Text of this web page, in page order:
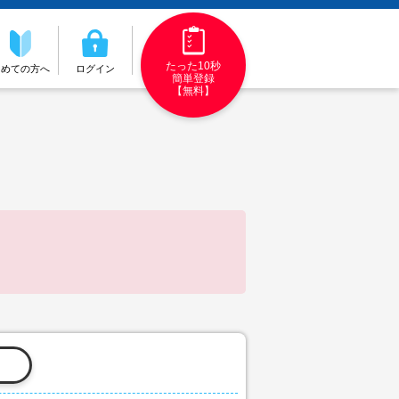
ての方へ ログイン
たった10秒
簡単登録
【無料】